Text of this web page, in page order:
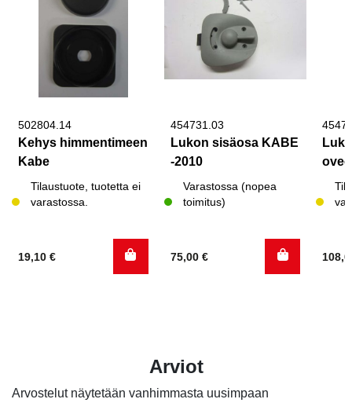
502804.14
Kehys himmentimeen
Kabe
Tilaustuote, tuotetta ei
varastossa.
19,10 €
454731.03
Lukon sisäosa KABE
-2010
Varastossa (nopea
toimitus)
75,00 €
Arviot
Arvostelut näytetään vanhimmasta uusimpaan